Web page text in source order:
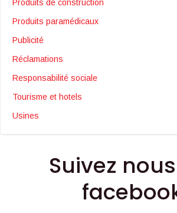
Produits de construction
Produits paramédicaux
Publicité
Réclamations
Responsabilité sociale
Tourisme et hotels
Usines
Suivez